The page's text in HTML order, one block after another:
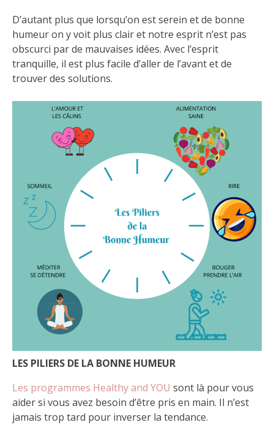
D’autant plus que lorsqu’on est serein et de bonne
humeur on y voit plus clair et notre esprit n’est pas
obscurci par de mauvaises idées. Avec l’esprit
tranquille, il est plus facile d’aller de l’avant et de
trouver des solutions.
LES PILIERS DE LA BONNE HUMEUR
Les programmes Healthy and YOU sont là pour vous
aider si vous avez besoin d’être pris en main. Il n’est
jamais trop tard pour inverser la tendance.